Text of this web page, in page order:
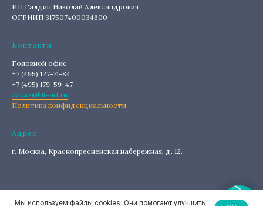
ИП Галдин Николай Александрович
ОГРНИП 317507400034600
Контакты
Головной офис
+7 (495) 127-71-84
+7 (495) 179-59-47
zakaz@hit-art.ru
Политика конфиденциальности
Адрес
г. Москва, Краснопресненская набережная, д. 12.
Мы используем файлы cookies. Они помогают улучшить